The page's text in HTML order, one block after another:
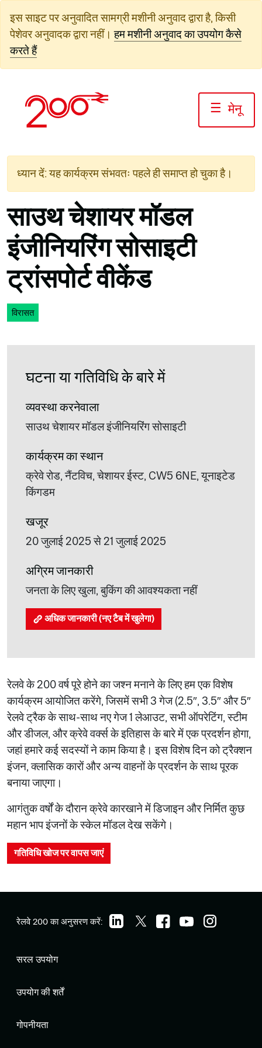
जाएं
इस साइट पर अनुवादित सामग्री मशीनी अनुवाद द्वारा है, किसी
पेशेवर अनुवादक द्वारा नहीं। हम मशीनी अनुवाद का उपयोग कैसे
करते हैं
☰ मेनू
ध्यान दें: यह कार्यक्रम संभवतः पहले ही समाप्त हो चुका है।
साउथ चेशायर मॉडल
इंजीनियरिंग सोसाइटी
ट्रांसपोर्ट वीकेंड
विरासत
घटना या गतिविधि के बारे में
व्यवस्था करनेवाला
साउथ चेशायर मॉडल इंजीनियरिंग सोसाइटी
कार्यक्रम का स्थान
क्रेवे रोड, नैंटविच, चेशायर ईस्ट, CW5 6NE, यूनाइटेड
किंगडम
खजूर
20 जुलाई 2025 से 21 जुलाई 2025
अग्रिम जानकारी
जनता के लिए खुला, बुकिंग की आवश्यकता नहीं
अधिक जानकारी (नए टैब में खुलेगा)
रेलवे के 200 वर्ष पूरे होने का जश्न मनाने के लिए हम एक विशेष
कार्यक्रम आयोजित करेंगे, जिसमें सभी 3 गेज (2.5″, 3.5″ और 5″
रेलवे ट्रैक के साथ-साथ नए गेज 1 लेआउट, सभी ऑपरेटिंग, स्टीम
और डीजल, और क्रेवे वर्क्स के इतिहास के बारे में एक प्रदर्शन होगा,
जहां हमारे कई सदस्यों ने काम किया है। इस विशेष दिन को ट्रैक्शन
इंजन, क्लासिक कारों और अन्य वाहनों के प्रदर्शन के साथ पूरक
बनाया जाएगा।
आगंतुक वर्षों के दौरान क्रेवे कारखाने में डिजाइन और निर्मित कुछ
महान भाप इंजनों के स्केल मॉडल देख सकेंगे।
गतिविधि खोज पर वापस जाएं
रेलवे 200 का अनुसरण करें:
सरल उपयोग
उपयोग की शर्तें
गोपनीयता